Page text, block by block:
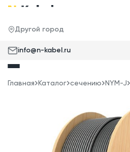
Другой город
info@n-kabel.ru
Главная Каталог сечению NYM-J